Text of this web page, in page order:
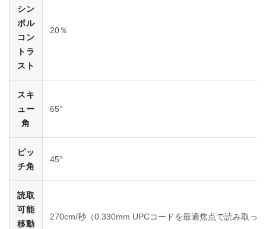
シン
ボル
コン
トラ
スト
20％
スキ
ュー
角
65°
ピッ
チ角
45°
読取
可能
移動
270cm/秒（0.330mm UPCコードを最適焦点で読み取っ